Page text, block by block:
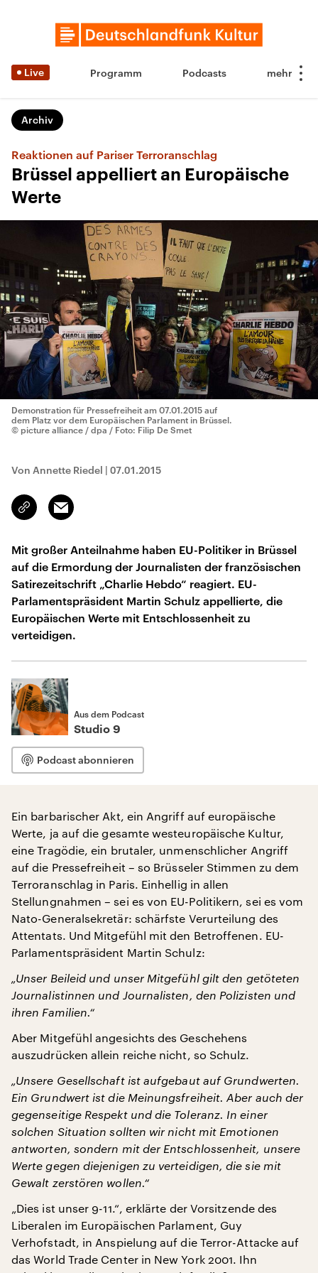
Live Programm Podcasts
Archiv
Reaktionen auf Pariser Terroranschlag
Brüssel appelliert an Europäische
Werte
Demonstration für Pressefreiheit am 07.01.2015 auf
dem Platz vor dem Europäischen Parlament in Brüssel.
© picture alliance / dpa / Foto: Filip De Smet
Von Annette Riedel | 07.01.2015
Link
kopieren/teilen
Email
Mit großer Anteilnahme haben EU-Politiker in Brüssel
auf die Ermordung der Journalisten der französischen
Satirezeitschrift „Charlie Hebdo“ reagiert. EU-
Parlamentspräsident Martin Schulz appellierte, die
Europäischen Werte mit Entschlossenheit zu
verteidigen.
Aus dem Podcast
Studio 9
Podcast abonnieren
Ein barbarischer Akt, ein Angriff auf europäische
Werte, ja auf die gesamte westeuropäische Kultur,
eine Tragödie, ein brutaler, unmenschlicher Angriff
auf die Pressefreiheit – so Brüsseler Stimmen zu dem
Terroranschlag in Paris. Einhellig in allen
Stellungnahmen – sei es von EU-Politikern, sei es vom
Nato-Generalsekretär: schärfste Verurteilung des
Attentats. Und Mitgefühl mit den Betroffenen. EU-
Parlamentspräsident Martin Schulz:
„Unser Beileid und unser Mitgefühl gilt den getöteten
Journalistinnen und Journalisten, den Polizisten und
ihren Familien.“
Aber Mitgefühl angesichts des Geschehens
auszudrücken allein reiche nicht, so Schulz.
„Unsere Gesellschaft ist aufgebaut auf Grundwerten.
Ein Grundwert ist die Meinungsfreiheit. Aber auch der
gegenseitige Respekt und die Toleranz. In einer
solchen Situation sollten wir nicht mit Emotionen
antworten, sondern mit der Entschlossenheit, unsere
Werte gegen diejenigen zu verteidigen, die sie mit
Gewalt zerstören wollen.“
„Dies ist unser 9-11.“, erklärte der Vorsitzende des
Liberalen im Europäischen Parlament, Guy
Verhofstadt, in Anspielung auf die Terror-Attacke auf
das World Trade Center in New York 2001. Ihn